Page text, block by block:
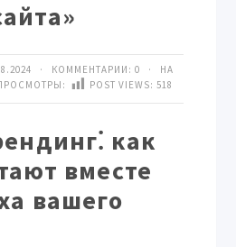
· КОММЕНТАРИИ: 0 · НА
POST VIEWS: 518
как
вместе
вашего